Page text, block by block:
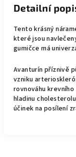
Detailní
Tento krásný
které jsou
gumičce má
Avanturín příznivě
vzniku
rovnováhu
hladinu
účinek na posílení